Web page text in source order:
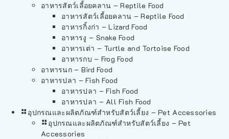
อาหารสัตว์เลี้อยคลาน – Reptile Food
อาหารสัตว์เลี้อยคลาน – Reptile Food
อาหารกิ้งก่า – Lizard Food
อาหารงู – Snake Food
อาหารเต่า – Turtle and Tortoise Food
อาหารกบ – Frog Food
อาหารนก – Bird Food
อาหารปลา – Fish Food
อาหารปลา – Fish Food
อาหารปลา – All Fish Food
อุปกรณและผลิตภัณฑ์สำหรับสัตว์เลี้ยง – Pet Accessories
อุปกรณและผลิตภัณฑ์สำหรับสัตว์เลี้ยง – Pet
Accessories